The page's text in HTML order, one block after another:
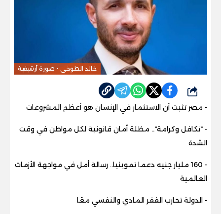
خالد الطوخى - صورة أرشيفية
شارك
- مصر تثبت أن الاستثمار في الإنسان هو أعظم المشروعات
- "تكافل وكرامة".. مظلة أمان قانونية لكل مواطن في وقت
الشدة
- 160 مليار جنيه دعما تموينيا.. رسالة أمل في مواجهة الأزمات
العالمية
- الدولة تحارب الفقر المادي والنفسي معًا